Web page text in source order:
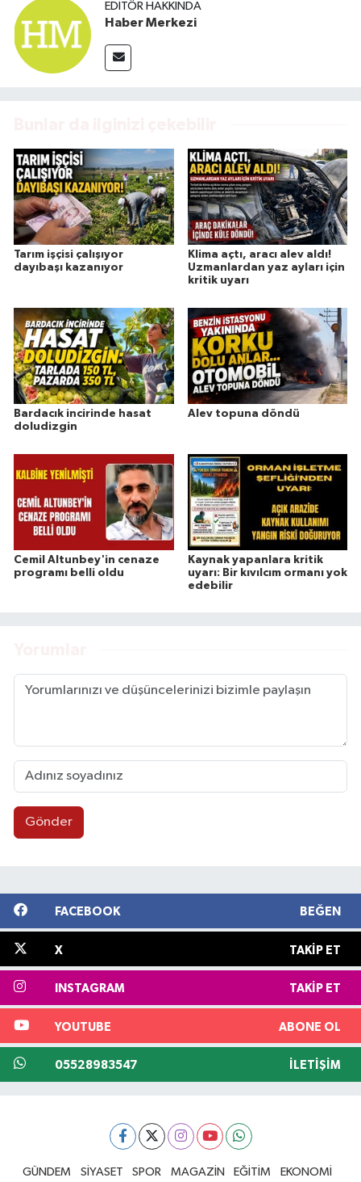
EDITÖR HAKKINDA
Haber Merkezi
Tarım işçisi çalışıyor
dayıbaşı kazanıyor
Klima açtı, aracı alev aldı!
Uzmanlardan yaz ayları için
kritik uyarı
Bardacık incirinde hasat
doludizgin
Alev topuna döndü
Cemil Altunbey'in cenaze
programı belli oldu
Kaynak yapanlara kritik
uyarı: Bir kıvılcım ormanı yok
edebilir
Gönder
FACEBOOK BEĞEN
X TAKIP ET
INSTAGRAM TAKIP ET
YOUTUBE ABONE OL
05528983547 İLETIŞIM
GÜNDEM SİYASET SPOR MAGAZİN EĞİTİM
EKONOMİ